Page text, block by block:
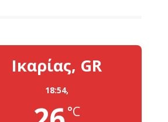
Ικαρίας, GR
18:54,
°C